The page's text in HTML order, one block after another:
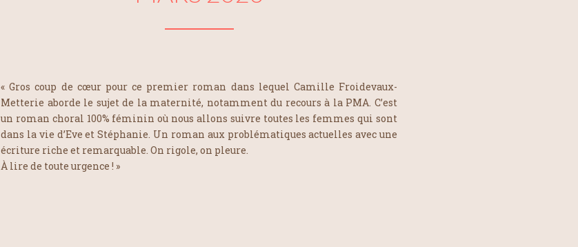
« Gros coup de cœur pour ce premier roman dans lequel Camille Froidevaux-
Metterie aborde le sujet de la maternité, notamment du recours à la PMA. C’est
un roman choral 100% féminin où nous allons suivre toutes les femmes qui sont
dans la vie d’Eve et Stéphanie. Un roman aux problématiques actuelles avec une
écriture riche et remarquable. On rigole, on pleure.
À lire de toute urgence ! »